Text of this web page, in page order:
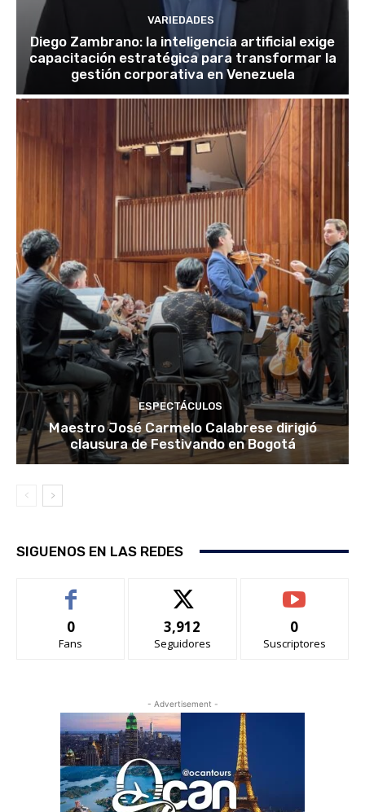
VARIEDADES
Diego Zambrano: la inteligencia artificial exige
capacitación estratégica para transformar la
gestión corporativa en Venezuela
ESPECTÁCULOS
Maestro José Carmelo Calabrese dirigió
clausura de Festivando en Bogotá
SIGUENOS EN LAS REDES
0
Fans
3,912
Seguidores
0
Suscriptores
- Advertisement -